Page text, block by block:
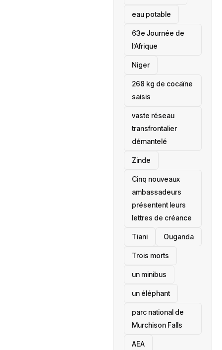
eau potable
63e Journée de
l’Afrique
‎Niger
268 kg de cocaïne
saisis
vaste réseau
transfrontalier
démantelé
Zinde
Cinq nouveaux
ambassadeurs
présentent leurs
lettres de créance
Tiani ‎Ouganda
Trois morts
un minibus
un éléphant
parc national de
Murchison Falls
AEA